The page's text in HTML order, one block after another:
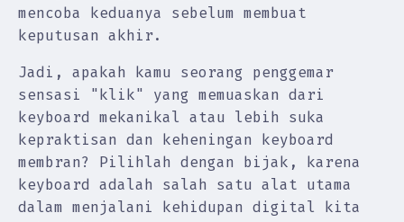
mencoba keduanya sebelum membuat
keputusan akhir.
Jadi, apakah kamu seorang penggemar
sensasi "klik" yang memuaskan dari
keyboard mekanikal atau lebih suka
kepraktisan dan keheningan keyboard
membran? Pilihlah dengan bijak, karena
keyboard adalah salah satu alat utama
dalam menjalani kehidupan digital kita